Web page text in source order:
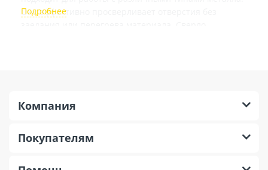
Оно эффективно просверливает отверстия без
Компания
Покупателям